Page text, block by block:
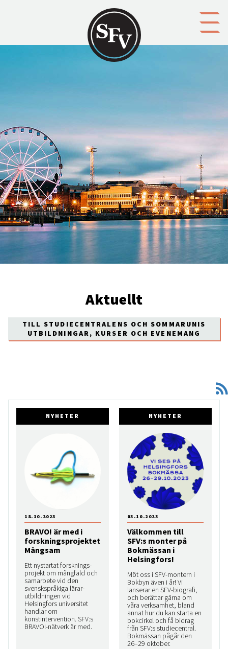
Aktuellt
TILL STUDIECENTRALENS OCH SOMMARUNIS
UTBILDNINGAR, KURSER OCH EVENEMANG
NYHETER
BRAVO! är med i
forskningsprojektet
Mångsam
Ett ny­startat forsknings­
projekt om mångfald och
samarbete vid den
svenskspråkiga lärar­
utbildnin­gen vid
Helsingfors universitet
handlar om
konstintervention. SFV:s
BRAVO!-nätverk är med.
18.10.2023
NYHETER
Välkommen till
SFV:s monter på
Bokmässan i
Helsingfors!
Möt oss i SFV-montern i
Bokbyn även i år! Vi
lanserar en SFV-biografi,
och berättar gärna om
våra verksamhet, bland
annat hur du kan starta en
bokcirkel och få bidrag
från SFV:s studiecentral.
Bokmässan pågår den
26–29 oktober.
03.10.2023